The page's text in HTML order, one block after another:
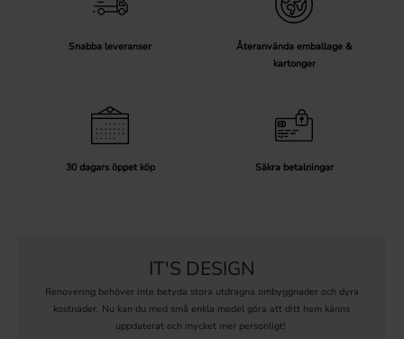
Snabba leveranser
Återanvända emballage &
kartonger
30 dagars öppet köp Säkra betalningar
IT'S DESIGN
Renovering behöver inte betyda stora utdragna ombyggnader och dyra
kostnader. Nu kan du med små enkla medel göra att ditt hem känns
uppdaterat och mycket mer personligt!